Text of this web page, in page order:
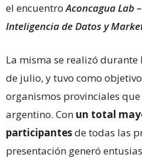
el encuentroAconcagua Lab
Inteligencia de Datos y
La misma se realizó durante
de julio, y tuvo como
organismos provinciales
argentino. Con un total
participantesde todas las
presentación generó